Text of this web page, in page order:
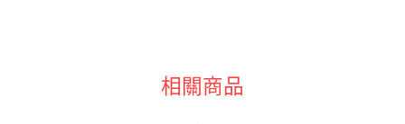
相關商品